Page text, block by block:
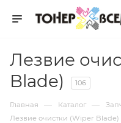
Лезвие
Blade)
106
Главная — Каталог —
Лезвие очистки (Wiper Blade)